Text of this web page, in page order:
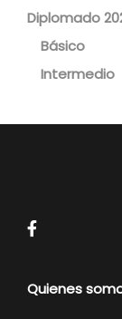
Diplomado
Básico
Intermedio
Quienes